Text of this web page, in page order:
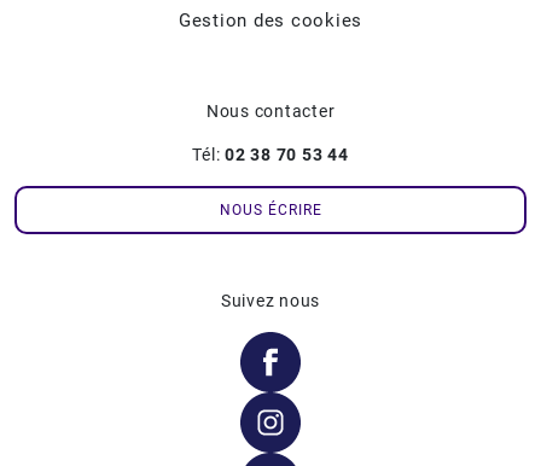
Gestion des cookies
Nous contacter
Tél:02 38 70 53 44
NOUS ÉCRIRE
Suivez nous